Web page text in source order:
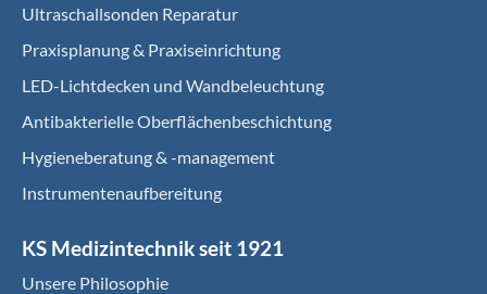
Ultraschallsonden Reparatur
Praxisplanung & Praxiseinrichtung
LED-Lichtdecken und Wandbeleuchtung
Antibakterielle Oberflächenbeschichtung
Hygieneberatung & -management
Instrumentenaufbereitung
KS Medizintechnik seit 1921
Unsere Philosophie